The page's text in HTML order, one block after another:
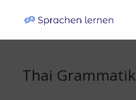
Thai Grammatik